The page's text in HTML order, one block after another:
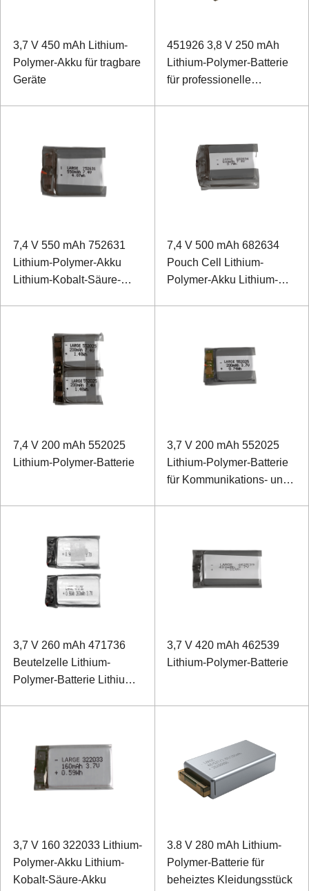
3,7 V 450 mAh Lithium-
Polymer-Akku für tragbare
Geräte
451926 3,8 V 250 mAh
Lithium-Polymer-Batterie
für professionelle
7,4 V 550 mAh 752631
Lithium-Polymer-Akku
Lithium-Kobalt-Säure-
7,4 V 500 mAh 682634
Pouch Cell Lithium-
Polymer-Akku Lithium-
7,4 V 200 mAh 552025
Lithium-Polymer-Batterie
3,7 V 200 mAh 552025
Lithium-Polymer-Batterie
für Kommunikations- und
3,7 V 260 mAh 471736
Beutelzelle Lithium-
Polymer-Batterie Lithium-
3,7 V 420 mAh 462539
Lithium-Polymer-Batterie
3,7 V 160 322033 Lithium-
Polymer-Akku Lithium-
Kobalt-Säure-Akku
3.8 V 280 mAh Lithium-
Polymer-Batterie für
beheiztes Kleidungsstück